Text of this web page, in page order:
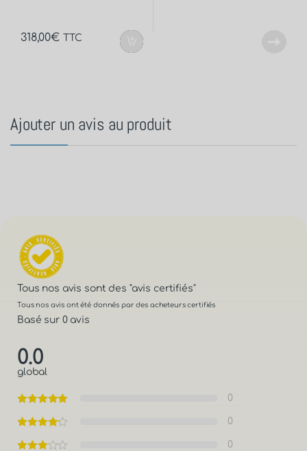
318,00€ TTC
Ajouter un avis au produit
Tous nos avis sont des "avis certifiés"
Tous nos avis ont été donnés par des acheteurs certifiés
Basé sur 0 avis
0.0
global
0
0
0